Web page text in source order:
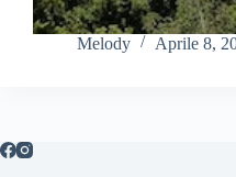
Melody Aprile 8,